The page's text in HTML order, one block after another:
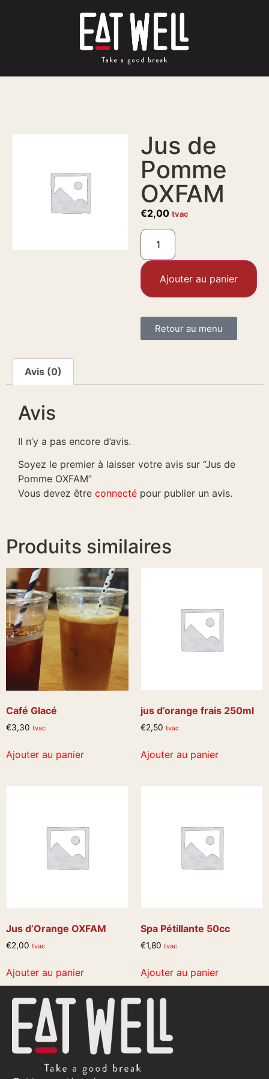
Jus de
Pomme
OXFAM
€2,00 tvac
Ajouter au panier
Retour au menu
Avis (0)
Avis
Il n’y a pas encore d’avis.
Soyez le premier à laisser votre avis sur “Jus de
Pomme OXFAM”
Vous devez être connecté pour publier un avis.
Produits similaires
Café Glacé
€3,30 tvac
Ajouter au panier
jus d’orange frais 250ml
€2,50 tvac
Ajouter au panier
Jus d’Orange OXFAM
€2,00 tvac
Ajouter au panier
Spa Pétillante 50cc
€1,80 tvac
Ajouter au panier